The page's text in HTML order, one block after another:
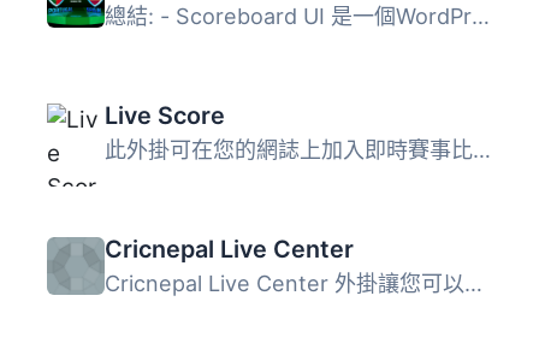
總結: - Scoreboard UI 是一個WordPress外掛，可以設置各種比...
Live Score
此外掛可在您的網誌上加入即時賽事比分。 插件會從 mackolik....
Cricnepal Live Center
Cricnepal Live Center 外掛讓您可以輕鬆在您的網站上顯示尼...